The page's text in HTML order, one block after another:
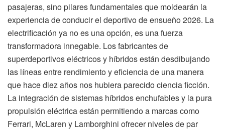
pasajeras, sino pilares fundamentales que moldearán la
experiencia de conducir el deportivo de ensueño 2026. La
electrificación ya no es una opción, es una fuerza
transformadora innegable. Los fabricantes de
superdeportivos eléctricos y híbridos están desdibujando
las líneas entre rendimiento y eficiencia de una manera
que hace diez años nos hubiera parecido ciencia ficción.
La integración de sistemas híbridos enchufables y la pura
propulsión eléctrica están permitiendo a marcas como
Ferrari, McLaren y Lamborghini ofrecer niveles de par